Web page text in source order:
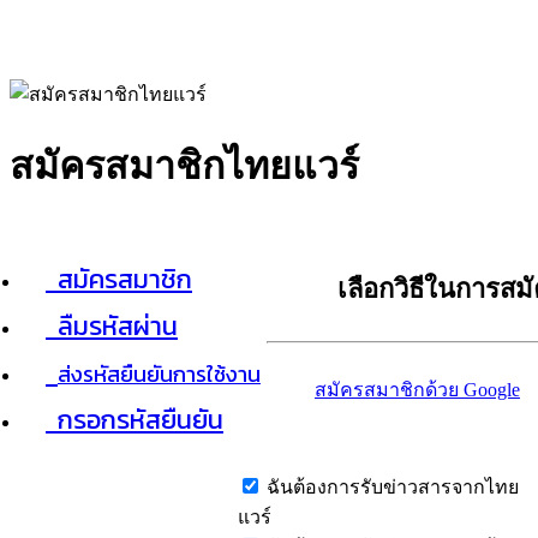
สมัครสมาชิกไทยแวร์
สมัครสมาชิก
ลืมรหัสผ่าน
ส่งรหัสยืนยันการใช้งาน
กรอกรหัสยืนยัน
เลือกวิธีในการส
สมัครสมาชิกด้วย Google
ฉันต้องการรับข่าวสารจากไทย
แวร์